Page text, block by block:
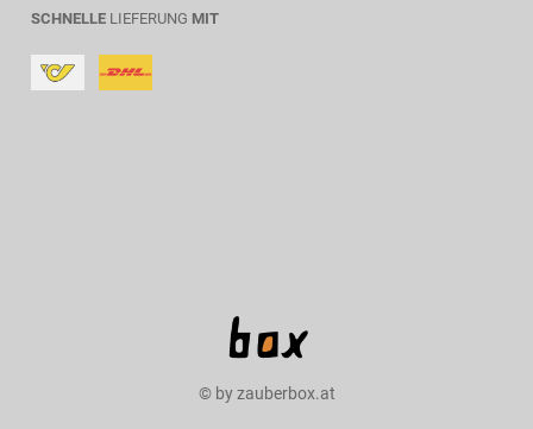
SCHNELLE LIEFERUNG MIT
© by zauberbox.at